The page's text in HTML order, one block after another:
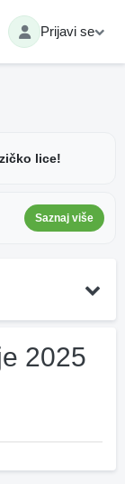
Prijavi se
lice!
Saznaj više
2025